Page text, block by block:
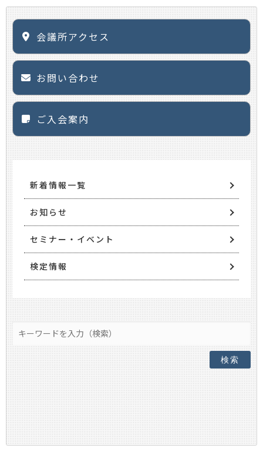
会議所アクセス
お問い合わせ
ご入会案内
新着情報一覧
お知らせ
セミナー・イベント
検定情報
検索